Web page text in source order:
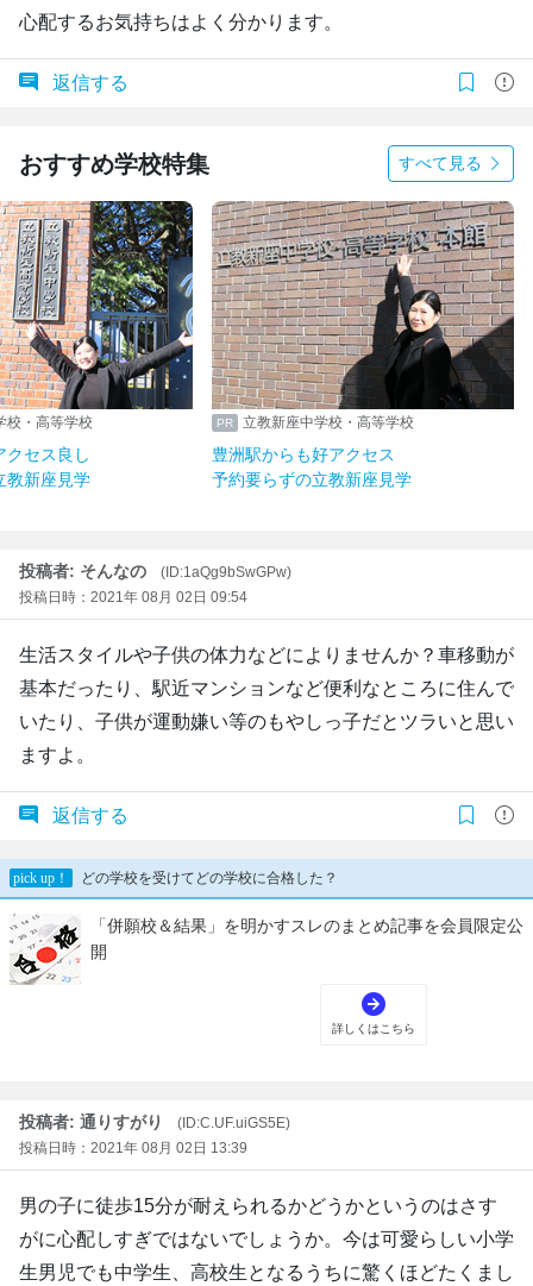
心配するお気持ちはよく分かります。
返信する
おすすめ学校特集 すべて見る
校・高等学校
クセス良し
教新座見学
立教新座中学校・高等学校
豊洲駅からも好アクセス
予約要らずの立教新座見学
投稿者: そんなの
(ID:1aQg9bSwGPw)
投稿日時：2021年 08月 02日 09:54
生活スタイルや子供の体力などによりませんか？車移動が
基本だったり、駅近マンションなど便利なところに住んで
いたり、子供が運動嫌い等のもやしっ子だとツラいと思い
ますよ。
返信する
投稿者: 通りすがり
(ID:C.UF.uiGS5E)
投稿日時：2021年 08月 02日 13:39
男の子に徒歩15分が耐えられるかどうかというのはさす
がに心配しすぎではないでしょうか。今は可愛らしい小学
生男児でも中学生、高校生となるうちに驚くほどたくまし